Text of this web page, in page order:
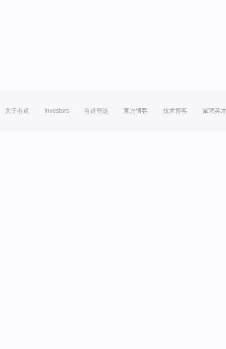
关于有道 Investors 有道智选 官方博客 技术博客 诚聘英才